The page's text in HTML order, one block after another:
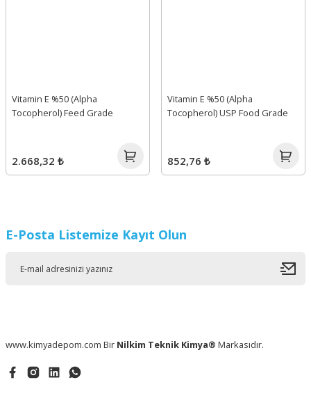
Vitamin E %50 (Alpha
Tocopherol) Feed Grade
2.668,32 ₺
Vitamin E %50 (Alpha
Tocopherol) USP Food Grade
852,76 ₺
E-Posta Listemize Kayıt Olun
www.kimyadepom.com Bir Nilkim Teknik Kimya® Markasıdır.